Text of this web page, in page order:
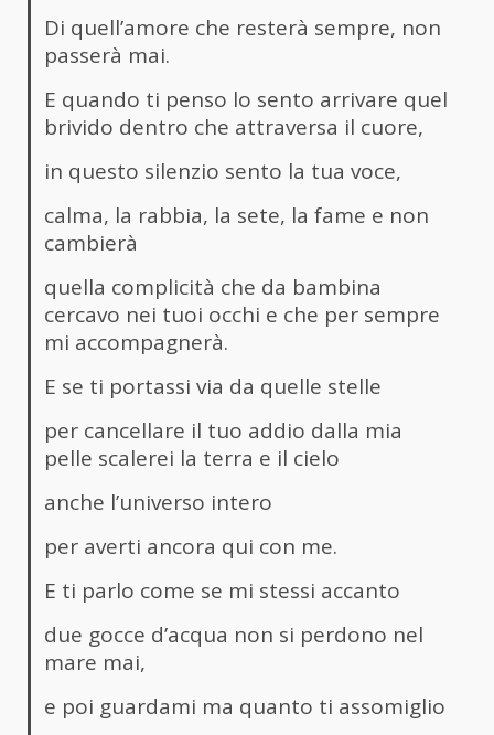
Di quell’amore che resterà sempre, non
passerà mai.
E quando ti penso lo sento arrivare quel
brivido dentro che attraversa il cuore,
in questo silenzio sento la tua voce,
calma, la rabbia, la sete, la fame e non
cambierà
quella complicità che da bambina
cercavo nei tuoi occhi e che per sempre
mi accompagnerà.
E se ti portassi via da quelle stelle
per cancellare il tuo addio dalla mia
pelle scalerei la terra e il cielo
anche l’universo intero
per averti ancora qui con me.
E ti parlo come se mi stessi accanto
due gocce d’acqua non si perdono nel
mare mai,
e poi guardami ma quanto ti assomiglio